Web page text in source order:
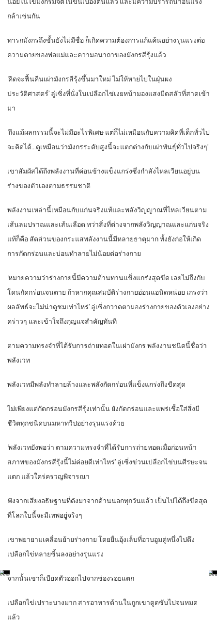
กล้าเช่นกัน
ทารกมังกรถึงขั้นยังไม่มีชื่อ ก็เกิดความต้องการแก้แค้นอย่างรุนแรงต่อ
ความตายของพ่อแม่และความอนาถาของมังกรสีรุ้งแล้ว
‘คิดจะฟื้นคืนเผ่ามังกรสีรุ้งขึ้นมาใหม่ ไม่ให้หายไปในฝุ่นผง
ประวัติศาสตร์’ ลู่เซิ่งที่นั่งในเปลือกไข่เงยหน้ามองแสงมืดสลัวที่สาดเข้า
มา
‘ถึงแม้ผลกรรมนี้จะไม่มีอะไรพิเศษ แต่ก็ไม่เหมือนกับความคิดที่เด็กทั่วไป
จะคิดได้…ดูเหมือนว่ามังกรระดับสูงนี้จะแตกต่างกับเผ่าพันธุ์ทั่วไปจริงๆ’
เขาสัมผัสได้ถึงพลังงานที่ค่อนข้างแข็งแกร่งซึ่งกำลังไหลเวียนอยู่บน
ร่างของตัวเองตามธรรมชาติ
พลังงานเหล่านี้เหมือนกับแก่นจริงแท้และพลังวิญญาณที่ไหลเวียนตาม
เส้นลมปราณและเส้นเลือด ทว่าสิ่งที่ต่างจากพลังวิญญาณและแก่นจริง
แท้ก็คือ สัดส่วนของกระแสพลังงานนี้มีหลายธาตุมาก ทั้งยังก่อให้เกิด
การกัดกร่อนและบ่อนทำลายไม่น้อยต่อร่างกาย
‘หมายความว่าร่างกายนี้มีความต้านทานแข็งแกร่งสุดขีด เลยไม่ถึงกับ
โดนกัดกร่อนจนตาย ถ้าหากคุณสมบัติร่างกายอ่อนแอนิดหน่อย เกรงว่า
ผลลัพธ์จะไม่น่าดูชมเท่าไหร่’ ลู่เซิ่งกวาดตามองร่างกายของตัวเองอย่าง
คร่าวๆ และเข้าใจถึงกุญแจสำคัญทันที
ตามความทรงจำที่ได้รับการถ่ายทอดในเผ่ามังกร พลังงานชนิดนี้ชื่อว่า
พลังเวท
พลังเวทมีพลังทำลายล้างและพลังกัดกร่อนที่แข็งแกร่งถึงขีดสุด
ไม่เพียงแต่กัดกร่อนมังกรสีรุ้งเท่านั้น ยังกัดกร่อนและแพร่เชื้อใส่สิ่งมี
ชีวิตทุกชนิดบนมหาทวีปอย่างรุนแรงด้วย
‘พลังเวทยังพอว่า ตามความทรงจำที่ได้รับการถ่ายทอดเมื่อก่อนหน้า
สภาพของมังกรสีรุ้งนี้ไม่ค่อยดีเท่าไหร่’ ลู่เซิ่งข่วนเปลือกไข่บนศีรษะจน
แตก แล้วใคร่ครวญพิจารณา
ฟังจากเสียงอธิษฐานที่ดังมาจากด้านนอกทุกวันแล้ว เป็นไปได้ถึงขีดสุด
ที่โลกใบนี้จะมีเทพอยู่จริงๆ
เขาพยายามเคลื่อนย้ายร่างกาย โดยยื่นอุ้งเล็บที่อวบอูมคู่หนึ่งไปดึง
เปลือกไข่หลายชิ้นลงอย่างรุนแรง
จากนั้นเขาก็เบียดตัวออกไปจากช่องรอยแตก
เปลือกไข่เปราะบางมาก สารอาหารด้านในถูกเขาดูดซับไปจนหมด
แล้ว